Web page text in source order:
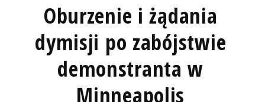
Oburzenie i żądania
dymisji po zabójstwie
demonstranta w
Minneapolis